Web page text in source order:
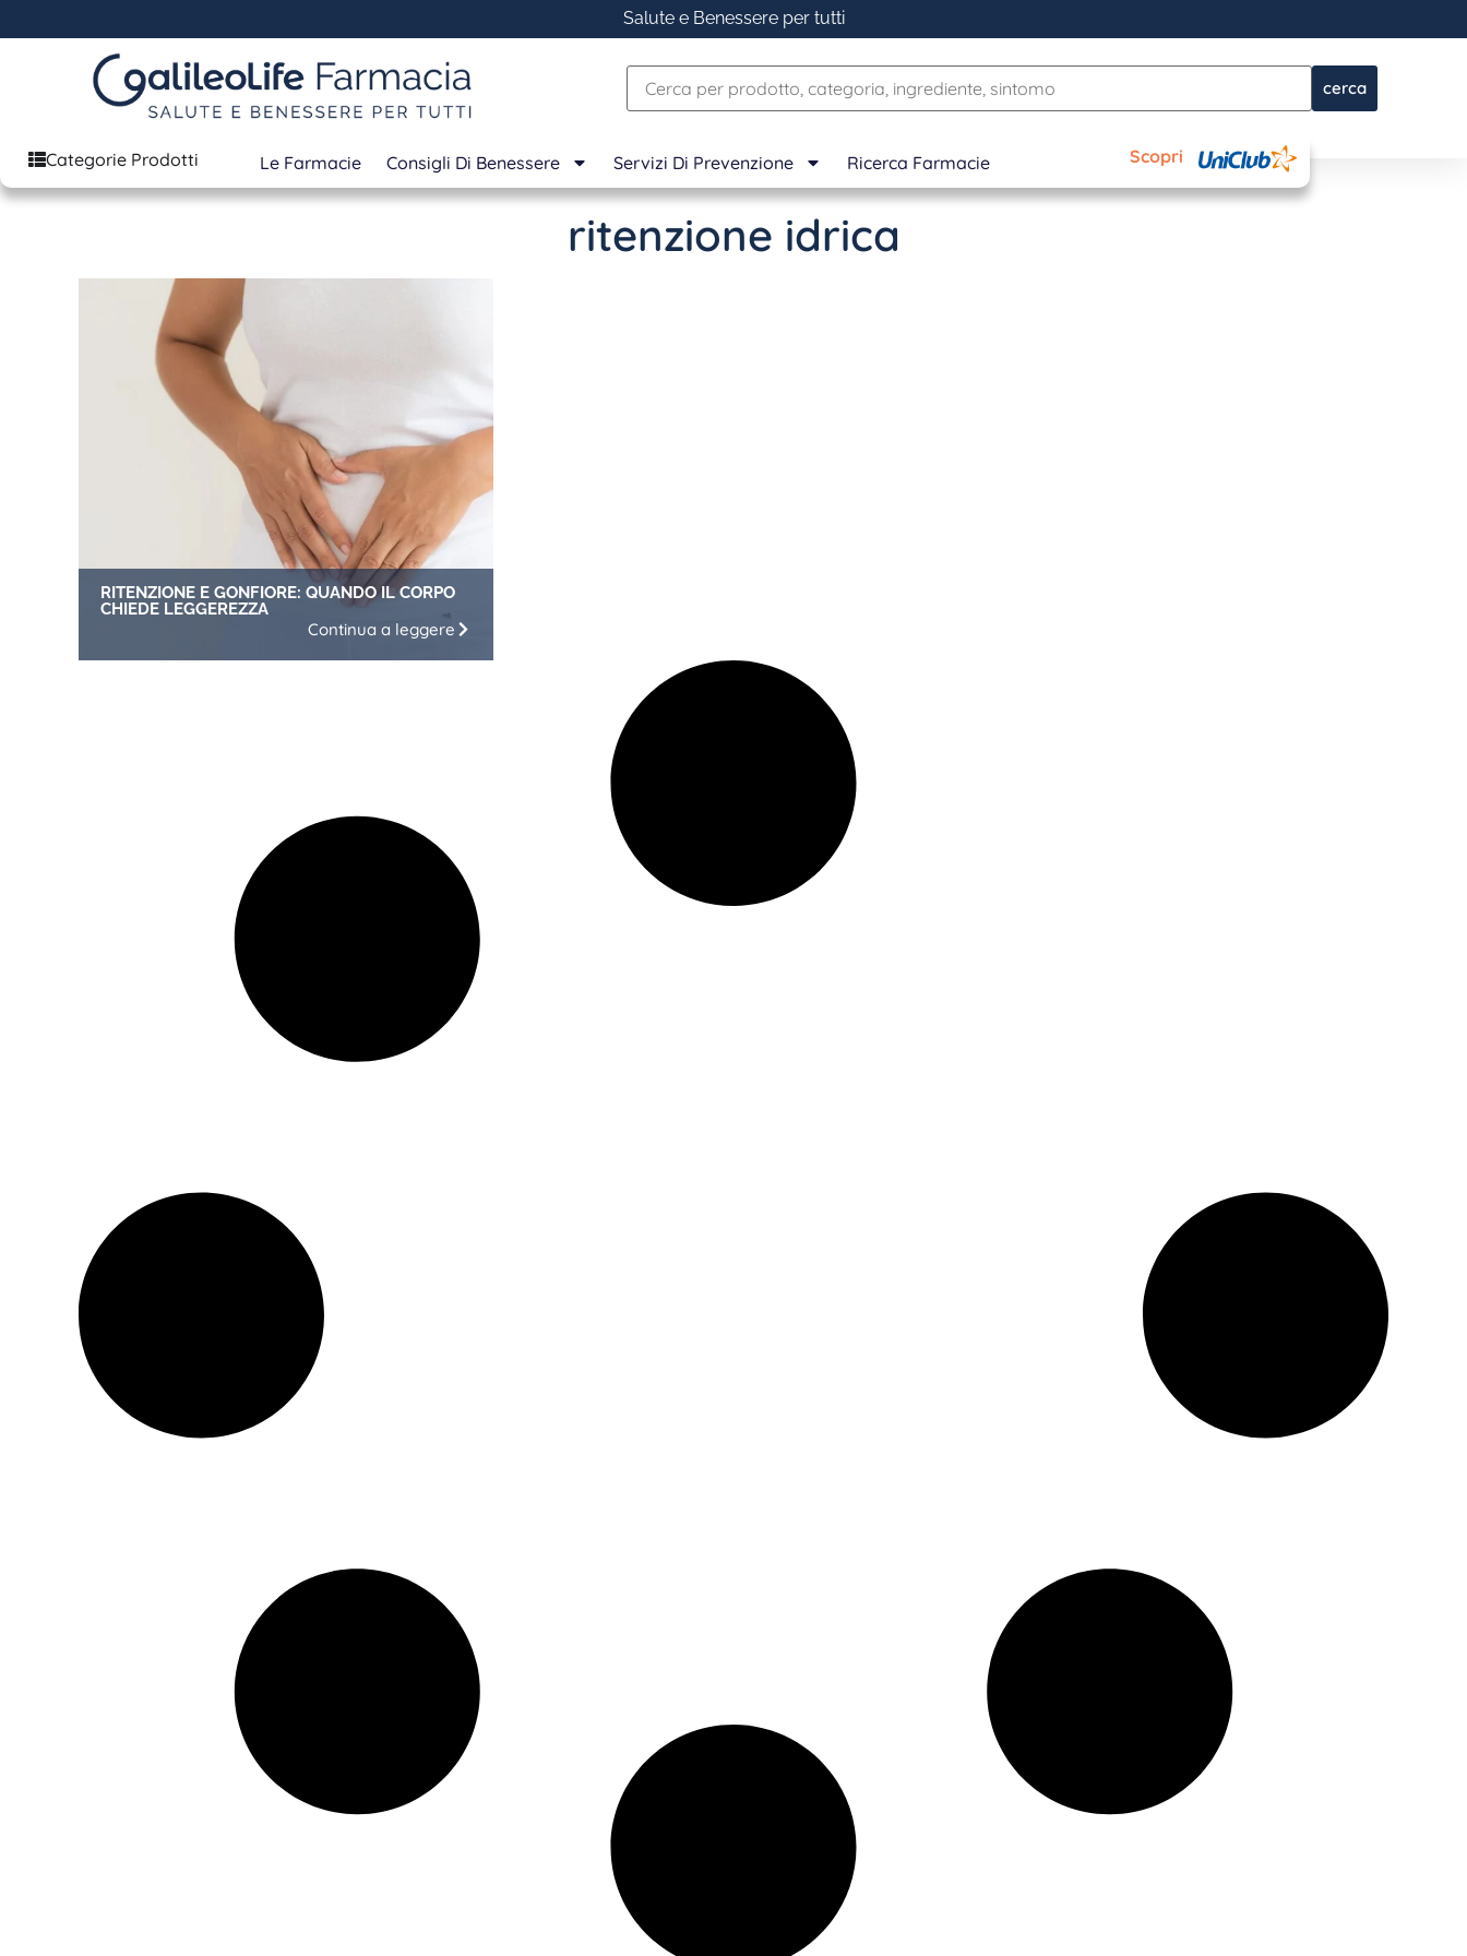
Salute e Benessere per tutti
cerca
Categorie Prodotti Le Farmacie Consigli Di Benessere Servizi Di Prevenzione Ricerca Farmacie Scopri
ritenzione idrica
RITENZIONE E GONFIORE: QUANDO IL CORPO
CHIEDE LEGGEREZZA
Continua a leggere